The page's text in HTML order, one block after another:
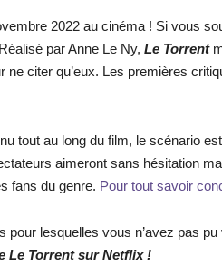
2022 au cinéma ! Si vous
par Anne Le Ny, Le Torrent
ne citer qu’eux. Les premières
tout au long du film, le scénario
aimeront sans hésitation
fans du genre. Pour tout savoir
pour lesquelles vous n’avez pas
Le Torrent sur Netflix !